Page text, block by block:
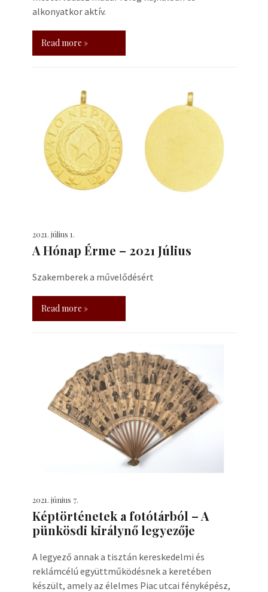
alkonyatkor aktív.
Read more »
2021. július 1.
A Hónap Érme – 2021 Július
Szakemberek a művelődésért
Read more »
2021. június 7.
Képtörténetek a fotótárból – A
pünkösdi királynő legyezője
A legyező annak a tisztán kereskedelmi és
reklámcélú együttműködésnek a keretében
készült, amely az élelmes Piac utcai fényképész,